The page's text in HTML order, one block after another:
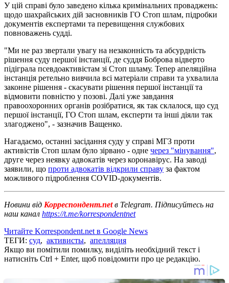
У цій справі було заведено кілька кримінальних проваджень:
щодо шахрайських дій засновників ГО Стоп шлам, підробки
документів експертами та перевищення службових
повноважень судді.
"Ми не раз звертали увагу на незаконність та абсурдність
рішення суду першої інстанції, де суддя Боброва відверто
підіграла псевдоактивістам зі Стоп шламу. Тепер апеляційна
інстанція ретельно вивчила всі матеріали справи та ухвалила
законне рішення - скасувати рішення першої інстанції та
відмовити повністю у позові. Далі уже завдання
правоохоронних органів розібратися, як так склалося, що суд
першої інстанції, ГО Стоп шлам, експерти та інші діяли так
злагоджено", - зазначив Ващенко.
Нагадаємо, останні засідання суду у справі МГЗ проти
активістів Стоп шлам було зірвано - одне через "мінування",
друге через неявку адвокатів через коронавірус. На заводі
заявили, що проти адвокатів відкрили справу за фактом
можливого підроблення COVID-документів.
Новини від Корреспондент.netв Telegram. Підписуйтесь на
наш канал https://t.me/korrespondentnet
Читайте Korrespondent.net в Google News
ТЕГИ: суд, активисты, апелляция
Якщо ви помітили помилку, виділіть необхідний текст і
натисніть Ctrl + Enter, щоб повідомити про це редакцію.